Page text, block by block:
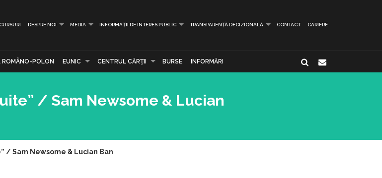
DESPRE NOI MEDIA INFORMAȚII DE INTERES PUBLIC TRANSPARENȚĂ DECIZIONALĂ CONTACT CARIERE
ROMÂNO-POLON EUNIC CENTRUL CĂRŢII BURSE INFORMĂRI
/ Sam Newsome & Lucian
/ Sam Newsome & Lucian Ban